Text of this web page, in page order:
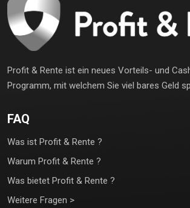
Profit & Rente ist ein neues Vorteils- und
Programm, mit welchem Sie viel bares Geld
FAQ
Was ist Profit & Rente ?
Warum Profit & Rente ?
Was bietet Profit & Rente ?
Weitere Fragen >